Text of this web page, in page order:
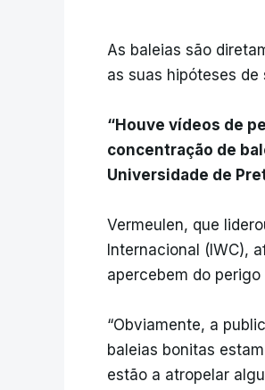
As baleias são
as suas hipóteses
“Houve vídeos de
concentração de
Universidade de
Vermeulen, que
Internacional (IWC),
apercebem do
“Obviamente, a
baleias bonitas
estão a atropelar